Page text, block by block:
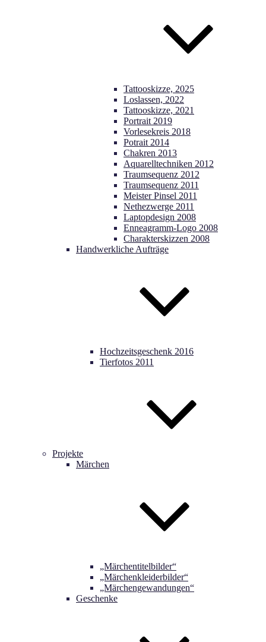
Tattooskizze, 2025
Loslassen, 2022
Tattooskizze, 2021
Portrait 2019
Vorlesekreis 2018
Potrait 2014
Chakren 2013
Aquarelltechniken 2012
Traumsequenz 2012
Traumsequenz 2011
Meister Pinsel 2011
Nethezwerge 2011
Laptopdesign 2008
Enneagramm-Logo 2008
Charakterskizzen 2008
Handwerkliche Aufträge
Hochzeitsgeschenk 2016
Tierfotos 2011
Projekte
Märchen
„Märchentitelbilder“
„Märchenkleiderbilder“
„Märchengewandungen“
Geschenke